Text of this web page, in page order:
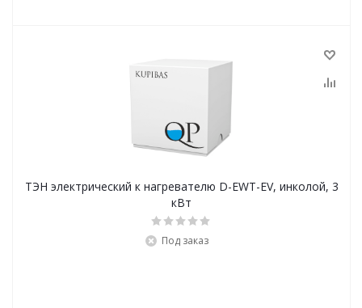
ТЭН электрический к нагревателю D-EWT-EV, инколой, 3
кВт
Под заказ